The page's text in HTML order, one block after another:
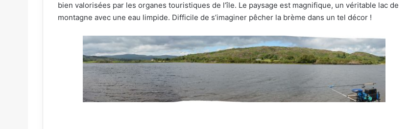
bien valorisées par les organes touristiques de l’île. Le paysage est magnifique, un véritable lac de
montagne avec une eau limpide. Difficile de s’imaginer pêcher la brème dans un tel décor !